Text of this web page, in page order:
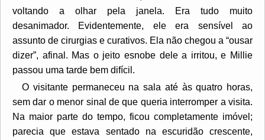
voltando a olhar pela janela. Era tudo muito
desanimador. Evidentemente, ele era sensível ao
assunto de cirurgias e curativos. Ela não chegou a “ousar
dizer”, afinal. Mas o jeito esnobe dele a irritou, e Millie
passou uma tarde bem difícil.
O visitante permaneceu na sala até às quatro horas,
sem dar o menor sinal de que queria interromper a visita.
Na maior parte do tempo, ficou completamente imóvel;
parecia que estava sentado na escuridão crescente,